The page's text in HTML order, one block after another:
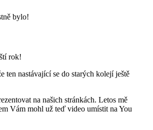
bylo!
rok!
ten nastávající se do starých kolejí ještě
na našich stránkách. Letos mě
Vám mohl už teď video umístit na You